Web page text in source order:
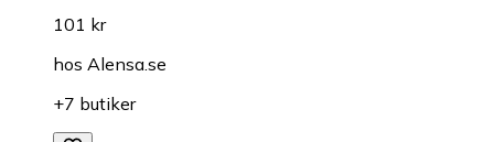
101 kr
hos Alensa.se
+7 butiker